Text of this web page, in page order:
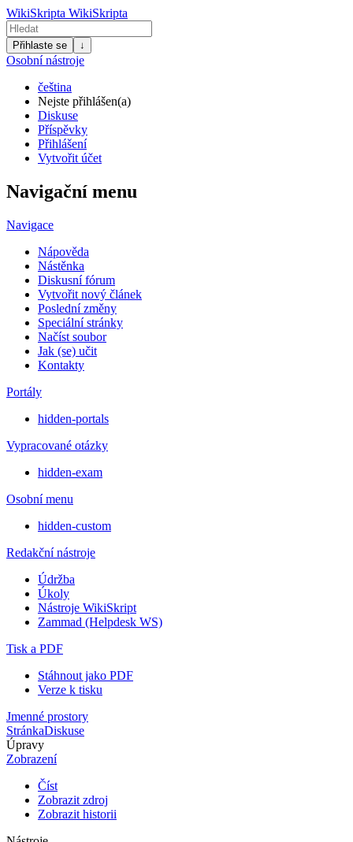
WikiSkripta WikiSkripta
Přihlaste se ↓
Osobní nástroje
čeština
Nejste přihlášen(a)
Diskuse
Příspěvky
Přihlášení
Vytvořit účet
Navigační menu
Navigace
Nápověda
Nástěnka
Diskusní fórum
Vytvořit nový článek
Poslední změny
Speciální stránky
Načíst soubor
Jak (se) učit
Kontakty
Portály
hidden-portals
Vypracované otázky
hidden-exam
Osobní menu
hidden-custom
Redakční nástroje
Údržba
Úkoly
Nástroje WikiSkript
Zammad (Helpdesk WS)
Tisk a PDF
Stáhnout jako PDF
Verze k tisku
Jmenné prostory
StránkaDiskuse
Úpravy
Zobrazení
Číst
Zobrazit zdroj
Zobrazit historii